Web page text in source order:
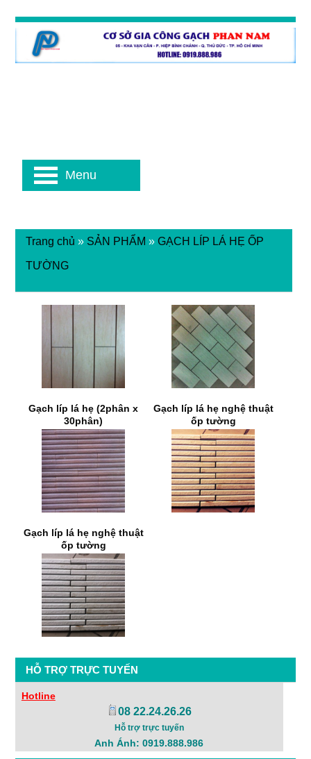
Gạch líp lá hẹ (2phân x
30phân)
Gạch líp lá hẹ nghệ thuật
ốp tường
Gạch líp lá hẹ nghệ thuật
ốp tường
Trang chủ » SẢN PHẨM » GẠCH LÍP LÁ HẸ ỐP
TƯỜNG
HỖ TRỢ TRỰC TUYẾN
Hotline
08 22.24.26.26
Hỗ trợ trực tuyến
Anh Ánh: 0919.888.986
Menu